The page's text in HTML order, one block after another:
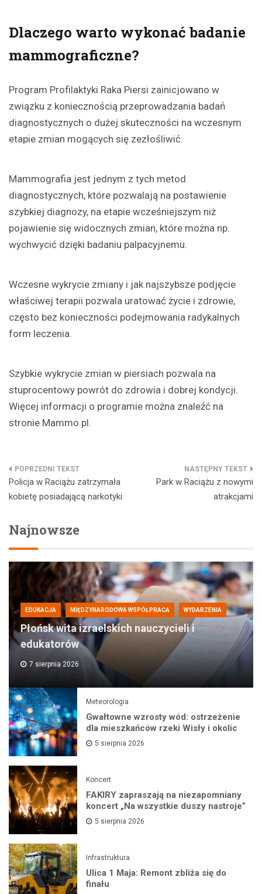
Dlaczego warto wykonać badanie
mammograficzne?
Program Profilaktyki Raka Piersi zainicjowano w
związku z koniecznością przeprowadzania badań
diagnostycznych o dużej skuteczności na wczesnym
etapie zmian mogących się zezłośliwić.
Mammografia jest jednym z tych metod
diagnostycznych, które pozwalają na postawienie
szybkiej diagnozy, na etapie wcześniejszym niż
pojawienie się widocznych zmian, które można np.
wychwycić dzięki badaniu palpacyjnemu.
Wczesne wykrycie zmiany i jak najszybsze podjęcie
właściwej terapii pozwala uratować życie i zdrowie,
często bez konieczności podejmowania radykalnych
form leczenia.
Szybkie wykrycie zmian w piersiach pozwala na
stuprocentowy powrót do zdrowia i dobrej kondycji.
Więcej informacji o programie można znaleźć na
stronie Mammo.pl.
Nawigacja
wpisu
Policja w Raciążu zatrzymała
kobietę posiadającą narkotyki
Park w Raciążu z nowymi
atrakcjami
Najnowsze
EDUKACJA MIĘDZYNARODOWA WSPÓŁPRACA WYDARZENIA
Płońsk wita izraelskich nauczycieli i
edukatorów
7 sierpnia 2026
Meteorologia
Gwałtowne wzrosty wód: ostrzeżenie
dla mieszkańców rzeki Wisły i okolic
5 sierpnia 2026
Koncert
FAKIRY zapraszają na niezapomniany
koncert „Na wszystkie duszy nastroje”
5 sierpnia 2026
Infrastruktura
Ulica 1 Maja: Remont zbliża się do
finału